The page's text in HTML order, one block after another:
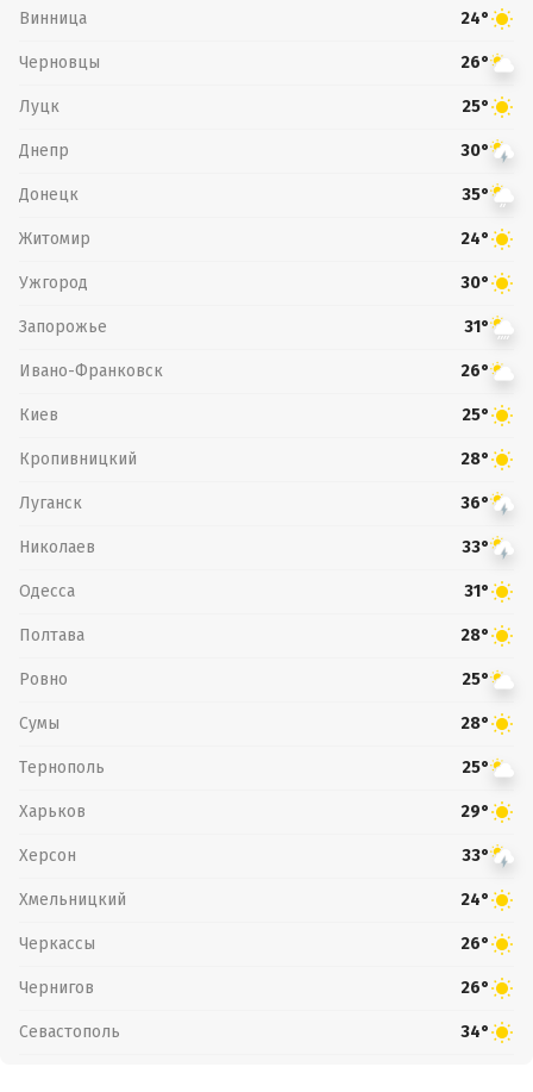
Винница 24°
Черновцы 26°
Луцк 25°
Днепр 30°
Донецк 35°
Житомир 24°
Ужгород 30°
Запорожье 31°
Ивано-Франковск 26°
Киев 25°
Кропивницкий 28°
Луганск 36°
Николаев 33°
Одесса 31°
Полтава 28°
Ровно 25°
Сумы 28°
Тернополь 25°
Харьков 29°
Херсон 33°
Хмельницкий 24°
Черкассы 26°
Чернигов 26°
Севастополь 34°